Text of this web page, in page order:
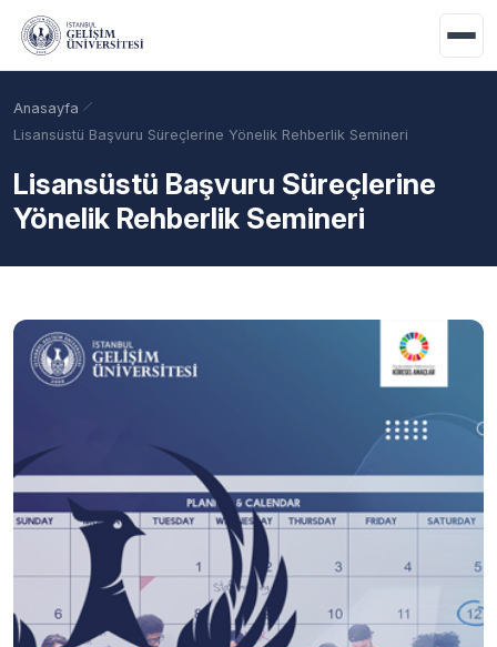
Ana içeriğe geç
Akademik Takvim Taban Puanlar
Anasayfa
Lisansüstü Başvuru Süreçlerine Yönelik Rehberlik Semineri
Lisansüstü Başvuru Süreçlerine
Yönelik Rehberlik Semineri